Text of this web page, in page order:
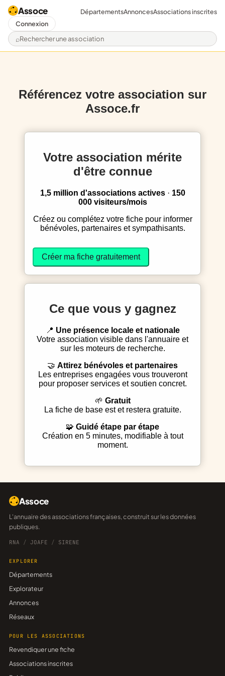
Assoce
Rechercher une association
DépartementsAnnoncesAssociations inscrites
Connexion
Référencez votre association sur
Assoce.fr
Votre association mérite
d'être connue
1,5 million d'associations actives· 150
000 visiteurs/mois
Créez ou complétez votre fiche pour informer
bénévoles, partenaires et sympathisants.
Créer ma fiche gratuitement
Ce que vous y gagnez
Une présence locale et nationale
Votre association visible dans l'annuaire et
sur les moteurs de recherche.
Attirez bénévoles et partenaires
Les entreprises engagées vous trouveront
pour proposer services et soutien concret.
Gratuit
La fiche de base est et restera gratuite.
Guidé étape par étape
Création en 5 minutes, modifiable à tout
moment.
Assoce
L'annuaire des associations françaises, construit sur les données
publiques.
RNA / JOAFE / SIRENE
EXPLORER
Départements
Explorateur
Annonces
Réseaux
POUR LES ASSOCIATIONS
Revendiquer une fiche
Associations inscrites